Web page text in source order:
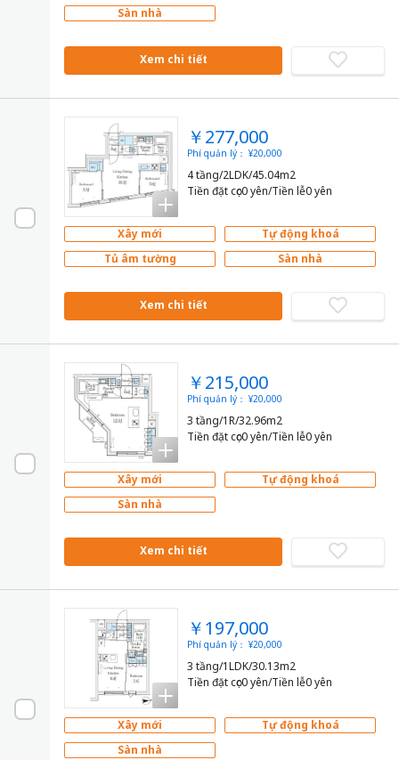
Sàn nhà
Xem chi tiết
￥277,000
Phí quản lý： ¥20,000
4 tầng/2LDK/45.04m2
Tiền đặt cọc0 yên/Tiền lễ0 yên
Xây mới
Tự động khoá
Tủ âm tường
Sàn nhà
Xem chi tiết
￥215,000
Phí quản lý： ¥20,000
3 tầng/1R/32.96m2
Tiền đặt cọc0 yên/Tiền lễ0 yên
Xây mới
Tự động khoá
Sàn nhà
Xem chi tiết
￥197,000
Phí quản lý： ¥20,000
3 tầng/1LDK/30.13m2
Tiền đặt cọc0 yên/Tiền lễ0 yên
Xây mới
Tự động khoá
Sàn nhà